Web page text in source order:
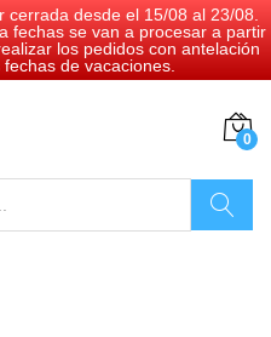
desde el 15/08 al 23/08.
fechas se van a procesar a partir
los pedidos con antelación
de vacaciones.
0